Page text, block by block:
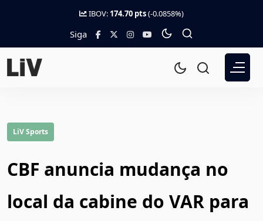
IBOV: 174.70 pts(-0.0858%)
Siga
LiV Sports
CBF anuncia mudança no
local da cabine do VAR para